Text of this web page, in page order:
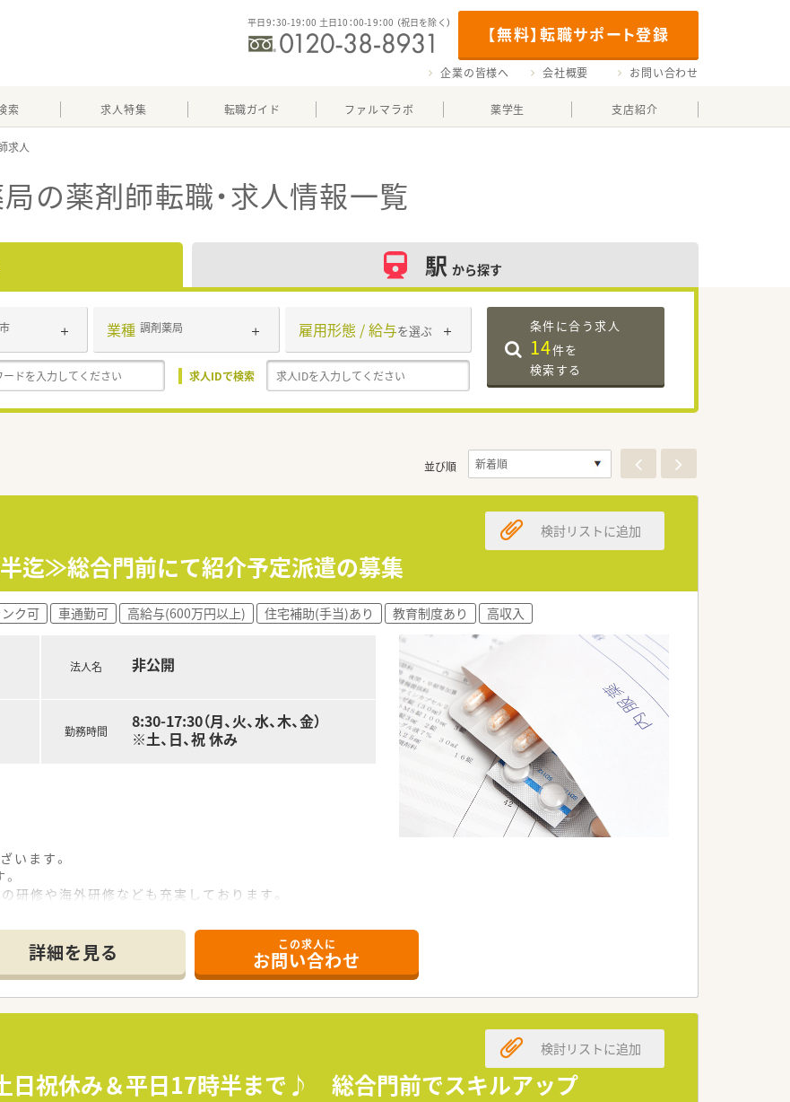
【無料】転職サポート登録
平日9：30-19：00 土日10：00-19：00 （祝日を除く）
企業の皆様へ 会社概要 お問い合わせ
索 求人特集 転職ガイド ファルマラボ 薬学生 支店紹介
の薬剤師転職・求人情報一覧
駅 から探す
業種 調剤薬局 雇用形態 / 給与を選ぶ
求人IDで検索
条件に合う求人
14件を
検索する
並び順
迄≫総合門前にて紹介予定派遣の募集
検討リストに追加
ク可 車通勤可 高給与(600万円以上) 住宅補助(手当)あり 教育制度あり 高収入
法人名 非公開
勤務時間
8:30-17:30（月、火、水、木、金）
※土、日、祝 休み
います。
研修や海外研修なども充実しております。
詳細を見る この求人に
お問い合わせ
日祝休み＆平日17時半まで♪ 総合門前でスキルアップ
検討リストに追加